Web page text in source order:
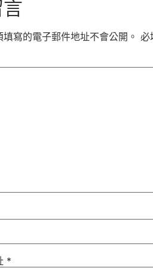
寫的電子郵件地址不會公開。 必
*